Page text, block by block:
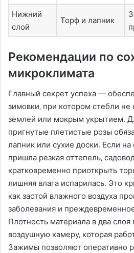
Нижний
слой
Торф и лапник
Рекомендации по
микроклимата
Главный секрет успеха —
зимовки‚ при котором стебли
землей или мокрым укрытием․
пригнутые плетистые розы
лапник или сухие доски․ Если
пришла резкая оттепель‚
кратковременно приоткрыть
лишняя влага испарилась․ Это
как застой влажного воздуха
заболевания и
Плотность материала в два слоя
воздушную камеру‚ которая
Зажимы позволяют оперативно